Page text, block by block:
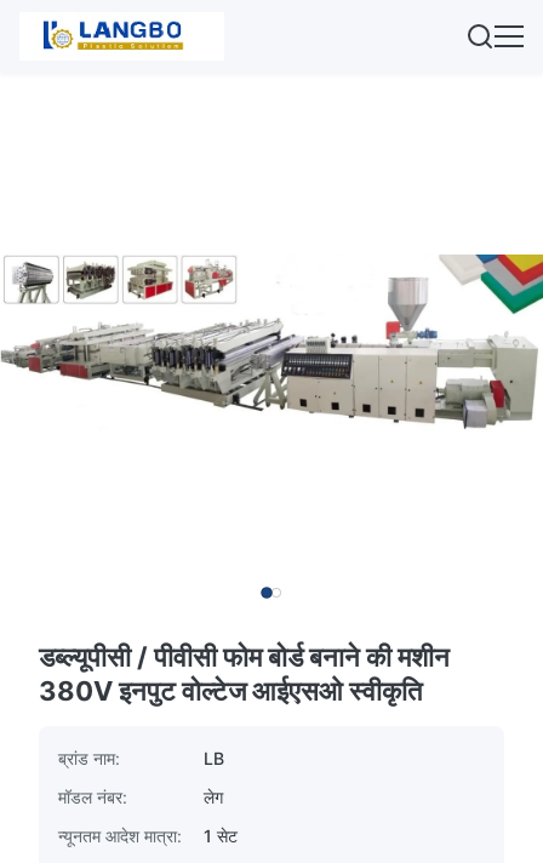
डब्ल्यूपीसी / पीवीसी फोम बोर्ड बनाने की मशीन
380V इनपुट वोल्टेज आईएसओ स्वीकृति
ब्रांड नाम:
LB
मॉडल नंबर:
लेग
न्यूनतम आदेश मात्रा:
1 सेट